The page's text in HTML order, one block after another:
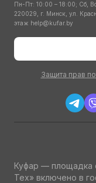
Пн-Пт: 10:00 – 18:00; Сб,
220029, г. Минск, ул.
этаж help@kufar.by
Защита прав
Куфар — площадка
Тех» включено в